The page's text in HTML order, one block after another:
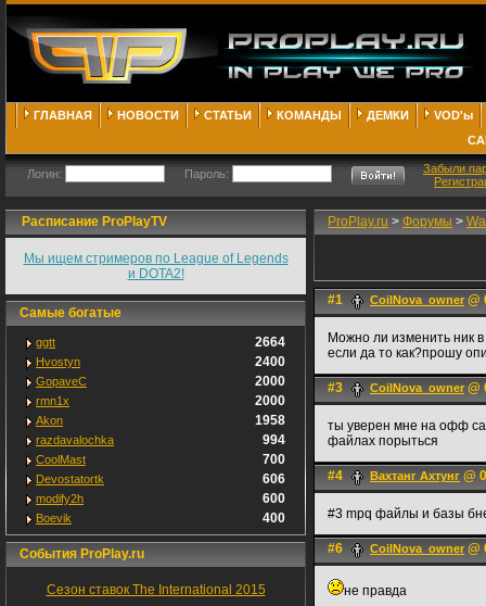
ГЛАВНАЯ НОВОСТИ СТАТЬИ КОМАНДЫ ДЕМКИ
VOD'ы
Логин: Пароль:
Забыли
Расписание ProPlayTV
Мы ищем стримеров по League of Legends
и DOTA2!
Самые богатые
ggtt 2664
Hvostyn 2400
GopaveC 2000
rmn1x 2000
Akon 1958
razdavalochka 994
CoolMast 700
Devostatortk 606
modify2h 600
Boevik 400
События ProPlay.ru
Сезон ставок The International 2015
ProPlay.ru > Форумы >
#1 CoilNova_owner @
Можно ли изменить ник
если да то как?прошу
#3 CoilNova_owner @
ты уверен мне на офф
файлах порыться
#4 Вахтанг Ахтунг @
#3 mpq файлы и базы
#6 CoilNova_owner @
не правда